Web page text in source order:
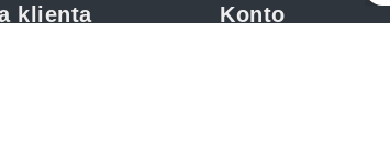
klienta Konto